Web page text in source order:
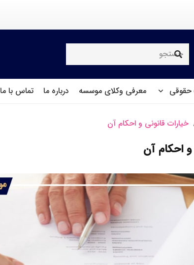
معرفی وکلای موسسه درباره ما تماس با ما
خیارات قانونی و احکام آن
و احکام آن